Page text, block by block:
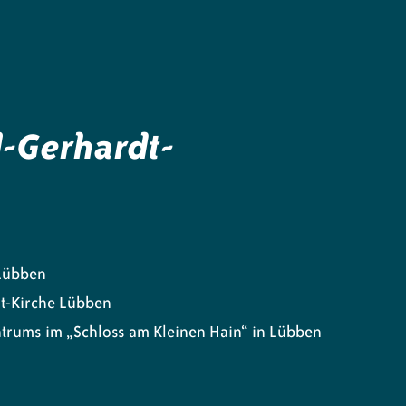
Gerhardt-
Kirche Lübben
im „Schloss am Kleinen Hain“ in Lübben